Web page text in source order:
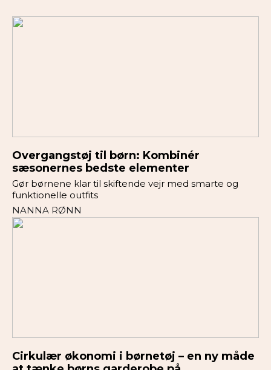
Overgangstøj til børn: Kombinér
sæsonernes bedste elementer
Gør børnene klar til skiftende vejr med smarte og
funktionelle outfits
NANNA RØNN
Cirkulær økonomi i børnetøj – en ny måde